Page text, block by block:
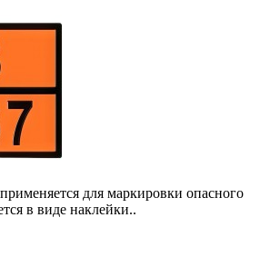
для маркировки опасного
в виде наклейки..